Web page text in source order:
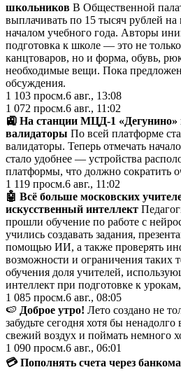
школьников В Общественной
выплачивать по 15 тысяч рублей на
началом учебного года. Авторы
подготовка к школе — это не
канцтоваров, но и форма, обувь,
необходимые вещи. Пока
обсуждения.
1 103 просм.6 авг., 13:08
1 072 просм.6 авг., 11:02
🚉 На станции МЦД-1
валидаторы По всей платформе
валидаторы. Теперь отмечать
стало удобнее — устройства
платформы, что должно сократить
1 119 просм.6 авг., 11:02
🤖 Всё больше московских
искусственный интеллект
прошли обучение по работе с
учились создавать задания,
помощью ИИ, а также проверять
возможности и ограничения таких
обучения доля учителей,
интеллект при подготовке к
1 085 просм.6 авг., 08:05
🍉 Доброе утро! Лето создано не
забудьте сегодня хотя бы
свежий воздух и поймать немного
1 090 просм.6 авг., 06:01
💳 Пополнять счета через